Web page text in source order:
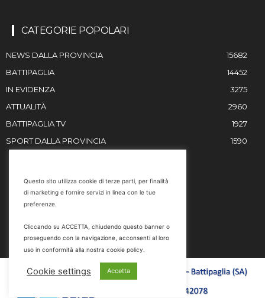
CATEGORIE POPOLARI
NEWS DALLA PROVINCIA
15682
BATTIPAGLIA
14452
IN EVIDENZA
3275
ATTUALITÀ
2960
BATTIPAGLIA TV
1927
SPORT DALLA PROVINCIA
1590
Email
marketing@battipaglia1929.it
carminegaldi@virgilio.it
Questo sito utilizza cookie di terze parti, per finalità
di marketing e fornire servizi in linea con le tue
preferenze.
Cliccando su ACCETTA, chiudendo questo banner o
proseguendo con la navigazione, acconsenti al loro
uso in conformità alla nostra cookie policy.
Cookie settings Accetta